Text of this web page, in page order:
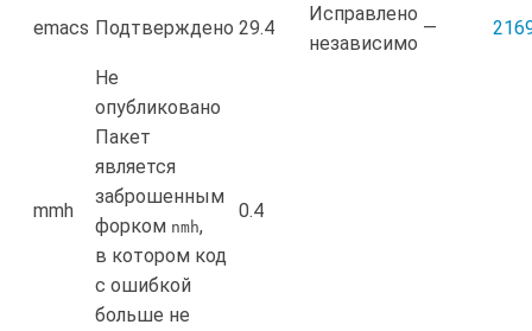
emacs Подтверждено 29.4
Исправлено
независимо
—
mmh
Не
опубликовано
Пакет
является
заброшенным
форком nmh,
в котором код
с ошибкой
больше не
0.4